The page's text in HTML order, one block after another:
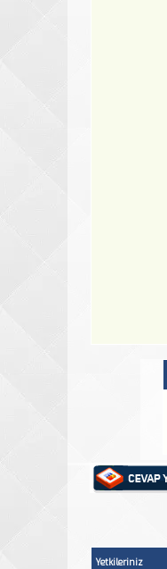
Yetkileriniz